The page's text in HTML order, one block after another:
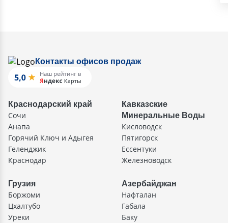
Контакты офисов продаж
Краснодарский край
Сочи
Анапа
Горячий Ключ и Адыгея
Геленджик
Краснодар
Кавказские
Минеральные Воды
Кисловодск
Пятигорск
Ессентуки
Железноводск
Грузия
Боржоми
Цхалтубо
Уреки
Азербайджан
Нафталан
Габала
Баку